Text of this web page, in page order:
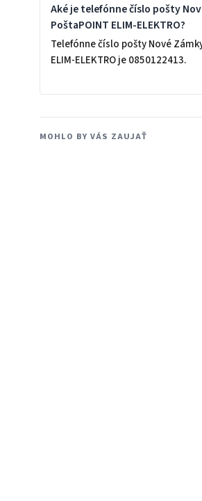
Aké je telefónne číslo pošty
PoštaPOINT ELIM-ELEKTRO?
Telefónne číslo pošty Nové
ELIM-ELEKTRO je 0850122413.
MOHLO BY VÁS ZAUJAŤ